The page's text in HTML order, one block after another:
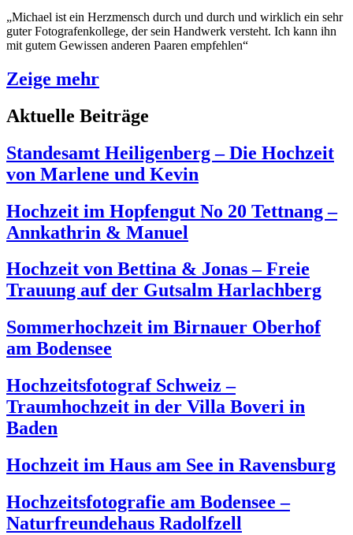
„Michael ist ein Herzmensch durch und durch und wirklich ein sehr
guter Fotografenkollege, der sein Handwerk versteht. Ich kann ihn
mit gutem Gewissen anderen Paaren empfehlen“
Zeige mehr
Aktuelle Beiträge
Standesamt Heiligenberg – Die Hochzeit
von Marlene und Kevin
Hochzeit im Hopfengut No 20 Tettnang –
Annkathrin & Manuel
Hochzeit von Bettina & Jonas – Freie
Trauung auf der Gutsalm Harlachberg
Sommerhochzeit im Birnauer Oberhof
am Bodensee
Hochzeitsfotograf Schweiz –
Traumhochzeit in der Villa Boveri in
Baden
Hochzeit im Haus am See in Ravensburg
Hochzeitsfotografie am Bodensee –
Naturfreundehaus Radolfzell